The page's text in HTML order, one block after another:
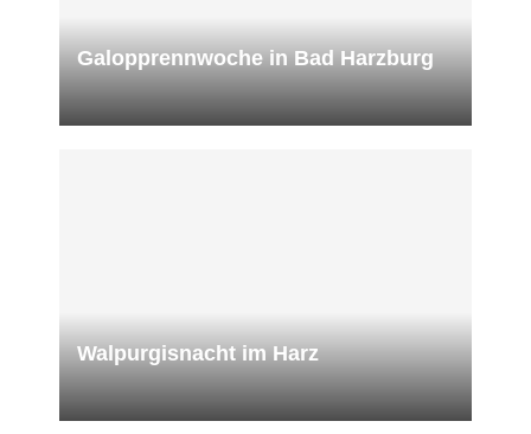
Galopprennwoche in Bad Harzburg
Walpurgisnacht im Harz